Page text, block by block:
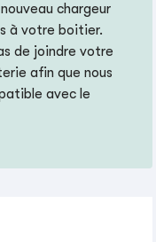
chargeur
à votre boitier.
de joindre votre
afin que nous
avec le